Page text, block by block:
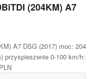
(204KM) A7
A7 DSG (2017) moc: 204
przyspieszenie 0-100 km/h: